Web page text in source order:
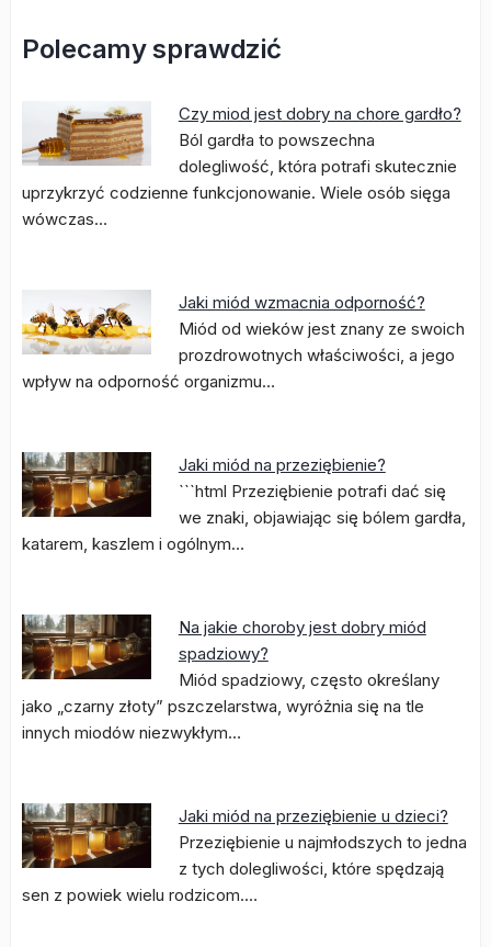
Polecamy sprawdzić
Czy miod jest dobry na chore gardło?
Ból gardła to powszechna
dolegliwość, która potrafi skutecznie
uprzykrzyć codzienne funkcjonowanie. Wiele osób sięga
wówczas…
Jaki miód wzmacnia odporność?
Miód od wieków jest znany ze swoich
prozdrowotnych właściwości, a jego
wpływ na odporność organizmu…
Jaki miód na przeziębienie?
```html Przeziębienie potrafi dać się
we znaki, objawiając się bólem gardła,
katarem, kaszlem i ogólnym…
Na jakie choroby jest dobry miód
spadziowy?
Miód spadziowy, często określany
jako „czarny złoty” pszczelarstwa, wyróżnia się na tle
innych miodów niezwykłym…
Jaki miód na przeziębienie u dzieci?
Przeziębienie u najmłodszych to jedna
z tych dolegliwości, które spędzają
sen z powiek wielu rodzicom.…